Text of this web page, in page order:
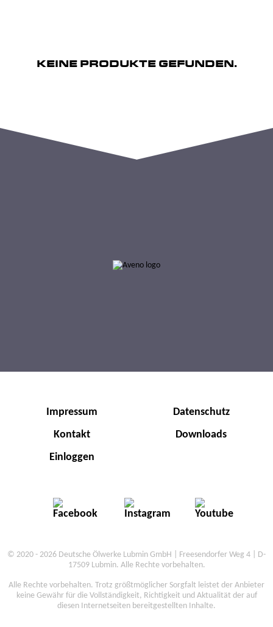
KEINE PRODUKTE GEFUNDEN.
Impressum
Datenschutz
Kontakt
Downloads
Einloggen
© 2020 - 2026 Deutsche Ölwerke Lubmin GmbH | Freesendorfer Weg 4 | D-
17509 Lubmin. Alle Rechte vorbehalten.
Alle Rechte vorbehalten. Trotz größtmöglicher Sorgfalt leistet der Anbieter
keine Gewähr für die Vollständigkeit, Richtigkeit und Aktualität der auf
diesen Internetseiten bereitgestellten Inhalte.